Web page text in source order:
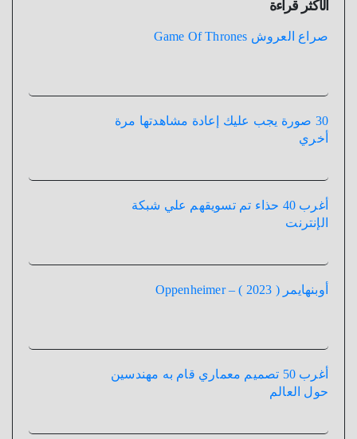
الأكثر قراءة
صراع العروش Game Of Thrones
30 صورة يجب عليك إعادة مشاهدتها مرة
أخري
أغرب 40 حذاء تم تسويقهم علي شبكة
الإنترنت
أوبنهايمر ( 2023 ) – Oppenheimer
أغرب 50 تصميم معماري قام به مهندسين
حول العالم